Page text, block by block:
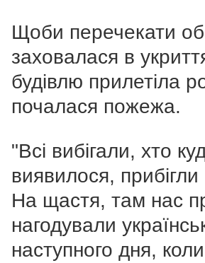
Щоби перечекати
заховалася в
будівлю прилетіла
почалася пожежа.
"Всі вибігали, хто
виявилося,
На щастя, там нас
нагодували
наступного дня,